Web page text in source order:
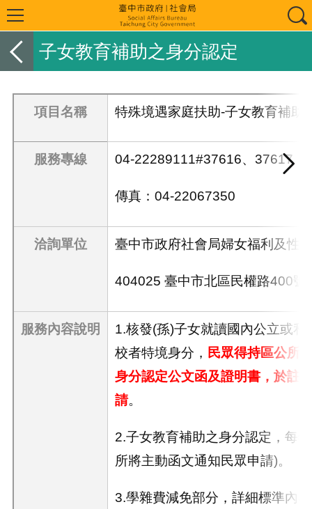
子女教育補助之身分認定
項目名稱 特殊境遇家庭扶助-子女教育補助
服務專線 04-22289111#37616、37617
傳真： 04-22067350
洽詢單位 臺中市政府社會局婦女福利及性
404025 臺中市北區民權路400號
服務內容說明
1.核發(孫)子女就讀國內公立或私
校者特境身分， 民眾得持區公所
身分認定公文函及證明書，於註
請。
2.子女教育補助之身分認定，每
所將主動函文通知民眾申請)。
3.學雜費減免部分，詳細標準內